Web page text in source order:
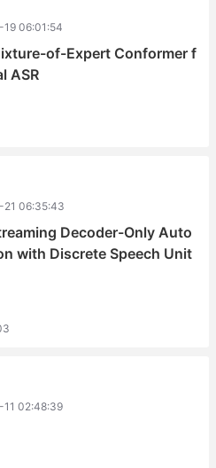
19 06:01:54
of-Expert Conformer f
ASR
21 06:35:43
Decoder-Only Auto
with Discrete Speech Unit
11 02:48:39